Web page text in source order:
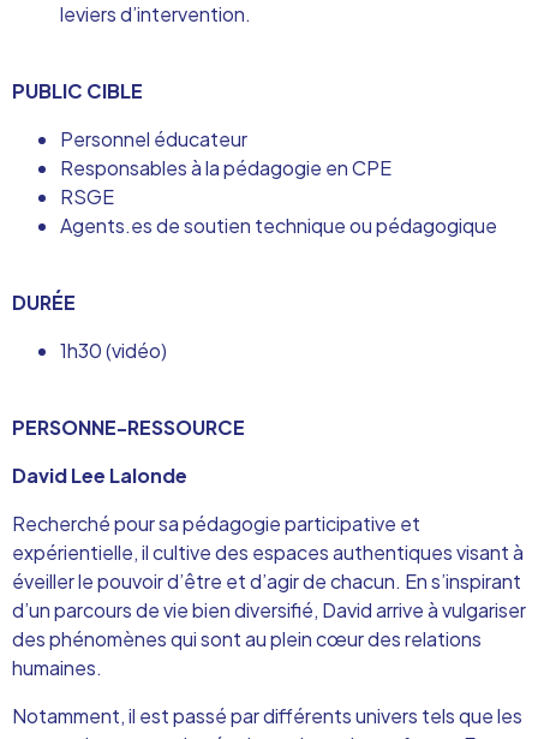
leviers d’intervention.
PUBLIC CIBLE
Personnel éducateur
Responsables à la pédagogie en CPE
RSGE
Agents.es de soutien technique ou pédagogique
DURÉE
1h30 (vidéo)
PERSONNE-RESSOURCE
David Lee Lalonde
Recherché pour sa pédagogie participative et
expérientielle, il cultive des espaces authentiques visant à
éveiller le pouvoir d’être et d’agir de chacun. En s’inspirant
d’un parcours de vie bien diversifié, David arrive à vulgariser
des phénomènes qui sont au plein cœur des relations
humaines.
Notamment, il est passé par différents univers tels que les